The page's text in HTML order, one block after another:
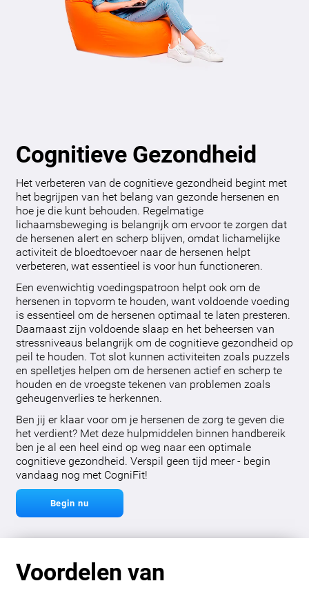
Cognitieve Gezondheid
Het verbeteren van de cognitieve gezondheid begint met
het begrijpen van het belang van gezonde hersenen en
hoe je die kunt behouden. Regelmatige
lichaamsbeweging is belangrijk om ervoor te zorgen dat
de hersenen alert en scherp blijven, omdat lichamelijke
activiteit de bloedtoevoer naar de hersenen helpt
verbeteren, wat essentieel is voor hun functioneren.
Een evenwichtig voedingspatroon helpt ook om de
hersenen in topvorm te houden, want voldoende voeding
is essentieel om de hersenen optimaal te laten presteren.
Daarnaast zijn voldoende slaap en het beheersen van
stressniveaus belangrijk om de cognitieve gezondheid op
peil te houden. Tot slot kunnen activiteiten zoals puzzels
en spelletjes helpen om de hersenen actief en scherp te
houden en de vroegste tekenen van problemen zoals
geheugenverlies te herkennen.
Ben jij er klaar voor om je hersenen de zorg te geven die
het verdient? Met deze hulpmiddelen binnen handbereik
ben je al een heel eind op weg naar een optimale
cognitieve gezondheid. Verspil geen tijd meer - begin
vandaag nog met CogniFit!
Begin nu
Voordelen van